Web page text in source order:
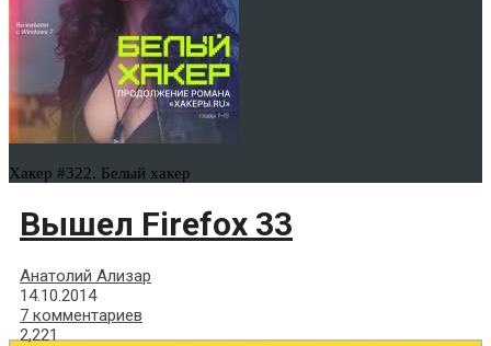
Хакер #322. Белый хакер
Вышел Firefox 33
Анатолий Ализар
14.10.2014
7 комментариев
2,221